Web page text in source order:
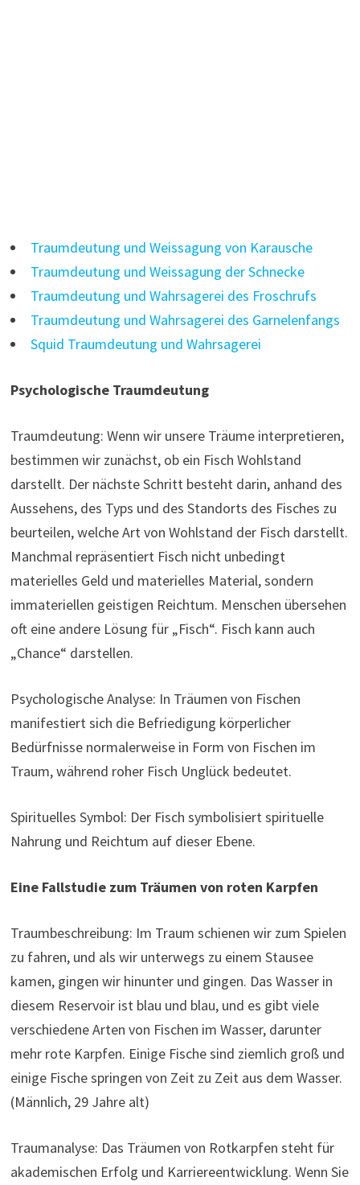
Traumdeutung und Weissagung von Karausche
Traumdeutung und Weissagung der Schnecke
Traumdeutung und Wahrsagerei des Froschrufs
Traumdeutung und Wahrsagerei des Garnelenfangs
Squid Traumdeutung und Wahrsagerei
Psychologische Traumdeutung
Traumdeutung: Wenn wir unsere Träume interpretieren,
bestimmen wir zunächst, ob ein Fisch Wohlstand
darstellt. Der nächste Schritt besteht darin, anhand des
Aussehens, des Typs und des Standorts des Fisches zu
beurteilen, welche Art von Wohlstand der Fisch darstellt.
Manchmal repräsentiert Fisch nicht unbedingt
materielles Geld und materielles Material, sondern
immateriellen geistigen Reichtum. Menschen übersehen
oft eine andere Lösung für „Fisch“. Fisch kann auch
„Chance“ darstellen.
Psychologische Analyse: In Träumen von Fischen
manifestiert sich die Befriedigung körperlicher
Bedürfnisse normalerweise in Form von Fischen im
Traum, während roher Fisch Unglück bedeutet.
Spirituelles Symbol: Der Fisch symbolisiert spirituelle
Nahrung und Reichtum auf dieser Ebene.
Eine Fallstudie zum Träumen von roten Karpfen
Traumbeschreibung: Im Traum schienen wir zum Spielen
zu fahren, und als wir unterwegs zu einem Stausee
kamen, gingen wir hinunter und gingen. Das Wasser in
diesem Reservoir ist blau und blau, und es gibt viele
verschiedene Arten von Fischen im Wasser, darunter
mehr rote Karpfen. Einige Fische sind ziemlich groß und
einige Fische springen von Zeit zu Zeit aus dem Wasser.
(Männlich, 29 Jahre alt)
Traumanalyse: Das Träumen von Rotkarpfen steht für
akademischen Erfolg und Karriereentwicklung. Wenn Sie